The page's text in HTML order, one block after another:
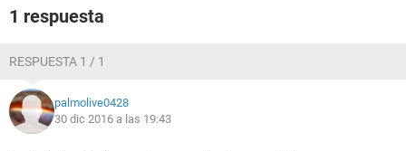
1 respuesta
RESPUESTA 1 / 1
palmolive0428
30 dic 2016 a las 19:43